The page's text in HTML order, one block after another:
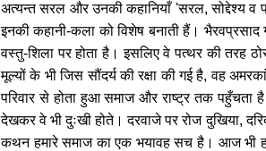
अत्यन्त सरल और उनकी कहानियाँ 'सरल, सोद्देश्य व
इनकी कहानी-कला को विशेष बनाती हैं। भैरवप्रसाद
वस्तु-शिला पर होता है। इसलिए वे पत्थर की तरह
मूल्यों के भी जिस सौंदर्य की रक्षा की गई है, वह
परिवार से होता हुआ समाज और राष्ट्र तक पहुँचता
देखकर वे भी दुःखी होते। दरवाजे पर रोज दुखिया,
कथन हमारे समाज का एक भयावह सच है। आज भी